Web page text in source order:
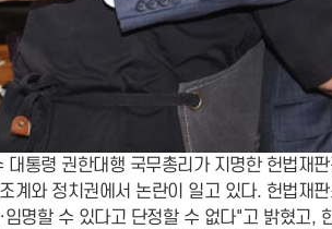
통령 권한대행 국무총리가 지명한 헌법재
계와 정치권에서 논란이 일고 있다. 헌법재
임명할 수 있다고 단정할 수 없다"고 밝혔고,